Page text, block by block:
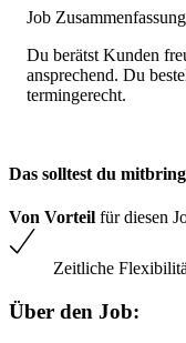
Job Zusammenfassung
Du berätst Kunden
ansprechend. Du
termingerecht.
Das solltest du
Von Vorteil für diesen
Zeitliche
Über den Job: